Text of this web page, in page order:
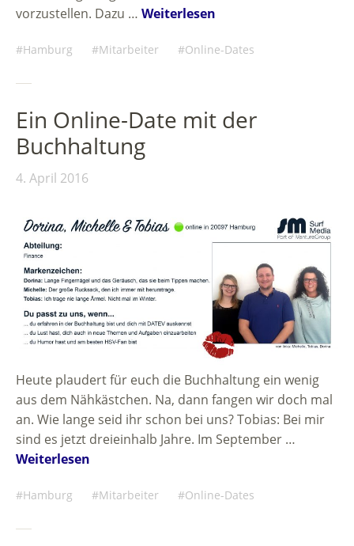
vorzustellen. Dazu … Weiterlesen
Hamburg Mitarbeiter Online-Dates
Ein Online-Date mit der
Buchhaltung
4. April 2016
Heute plaudert für euch die Buchhaltung ein wenig
aus dem Nähkästchen. Na, dann fangen wir doch mal
an. Wie lange seid ihr schon bei uns? Tobias: Bei mir
sind es jetzt dreieinhalb Jahre. Im September …
Weiterlesen
Hamburg Mitarbeiter Online-Dates